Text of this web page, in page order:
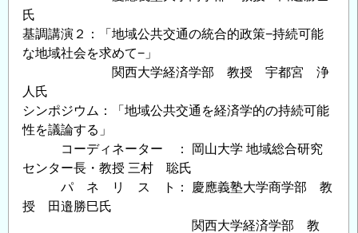
氏
基調講演２：「地域公共交通の統合的政策−持続可能
な地域社会を求めて−」
関西大学経済学部 教授 宇都宮 浄
人氏
シンポジウム：「地域公共交通を経済学的の持続可能
性を議論する」
コーディネーター ： 岡山大学 地域総合研究
センター長・教授 三村 聡氏
パ ネ リ ス ト： 慶應義塾大学商学部 教
授 田邉勝巳氏
関西大学経済学部 教